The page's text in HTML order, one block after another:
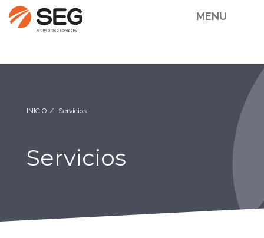
MENU
INICIO Servicios
Servicios